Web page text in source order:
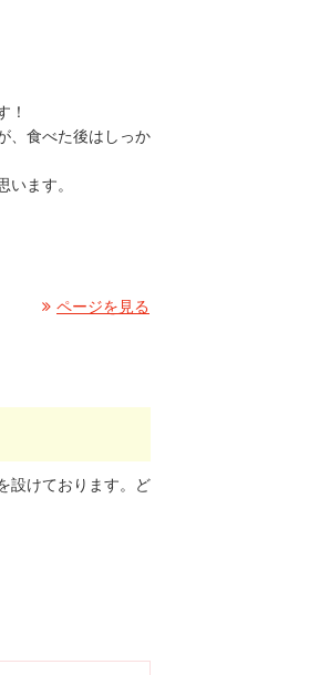
！
、食べた後はしっか
ます。
ページを見る
設けております。ど